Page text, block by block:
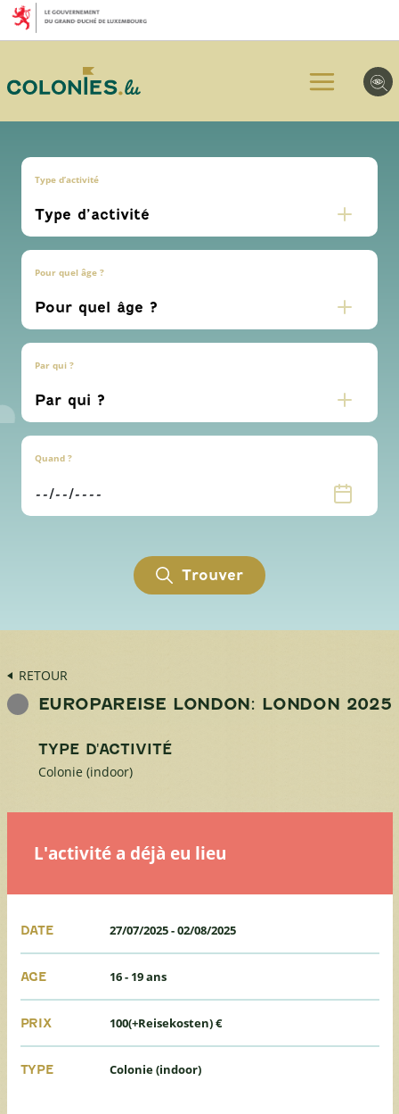
Aller
au
menu
Aller
au
contenu
Aller
au
pied
page
Type d’activité
Pour quel âge ?
Par qui ?
Quand ?
Trouver
RETOUR
EUROPAREISE LONDON: LONDON 2025
TYPE D'ACTIVITÉ
Colonie (indoor)
L'activité a déjà eu lieu
DATE 27/07/2025-02/08/2025
AGE 16 - 19 ans
PRIX 100(+Reisekosten) €
TYPE Colonie (indoor)